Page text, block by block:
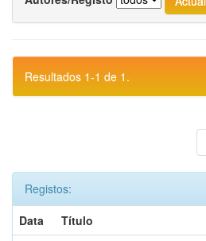
Resultados 1-1 de 1.
Registos:
Data
Título